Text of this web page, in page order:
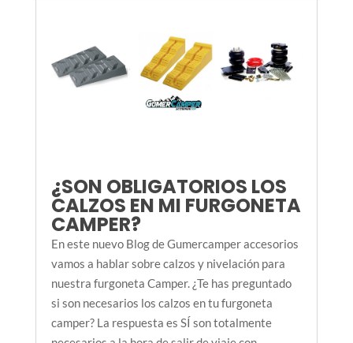
¿SON OBLIGATORIOS LOS
CALZOS EN MI FURGONETA
CAMPER?
En este nuevo Blog de Gumercamper accesorios
vamos a hablar sobre calzos y nivelación para
nuestra furgoneta Camper. ¿Te has preguntado
si son necesarios los calzos en tu furgoneta
camper? La respuesta es SÍ son totalmente